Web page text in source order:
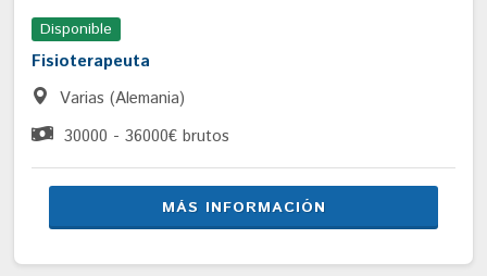
Disponible
Fisioterapeuta
Varias (Alemania)
30000 - 36000€ brutos
MÁS INFORMACIÓN